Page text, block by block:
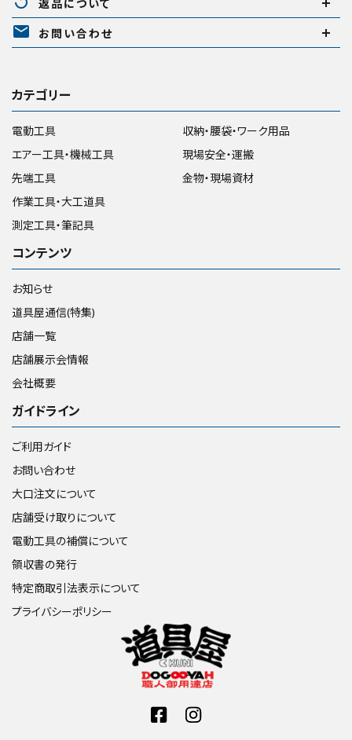
返品について
mail お問い合わせ
カテゴリー
電動工具
エアー工具・機械工具
先端工具
作業工具・大工道具
測定工具・筆記具
収納・腰袋・ワーク用品
現場安全・運搬
金物・現場資材
コンテンツ
お知らせ
道具屋通信(特集)
店舗一覧
店舗展示会情報
会社概要
ガイドライン
ご利用ガイド
お問い合わせ
大口注文について
店舗受け取りについて
電動工具の補償について
領収書の発行
特定商取引法表示について
プライバシーポリシー